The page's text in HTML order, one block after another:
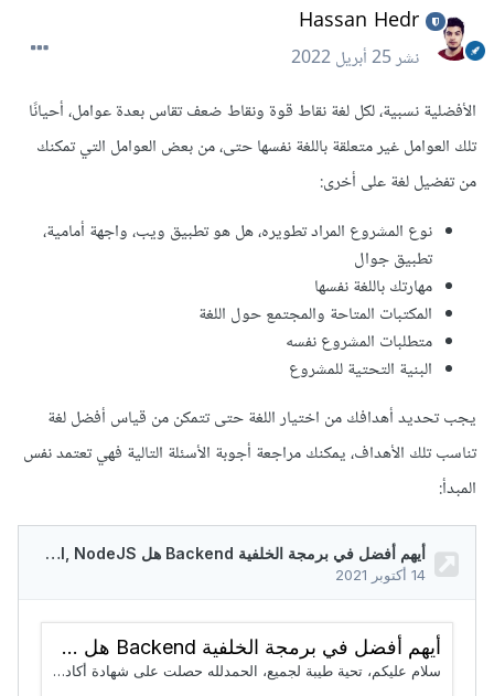
Hassan Hedr
نشر25 أبريل 2022
الأفضلية نسبية، لكل لغة نقاط قوة ونقاط ضعف تقاس بعدة عوامل، أحيانًا
تلك العوامل غير متعلقة باللغة نفسها حتى، من بعض العوامل التي تمكنك
من تفضيل لغة على أخرى:
نوع المشروع المراد تطويره، هل هو تطبيق ويب، واجهة أمامية،
تطبيق جوال
مهارتك باللغة نفسها
المكتبات المتاحة والمجتمع حول اللغة
متطلبات المشروع نفسه
البنية التحتية للمشروع
يجب تحديد أهدافك من اختيار اللغة حتى تتمكن من قياس أفضل لغة
تناسب تلك الأهداف، يمكنك مراجعة أجوبة الأسئلة التالية فهي تعتمد نفس
المبدأ: